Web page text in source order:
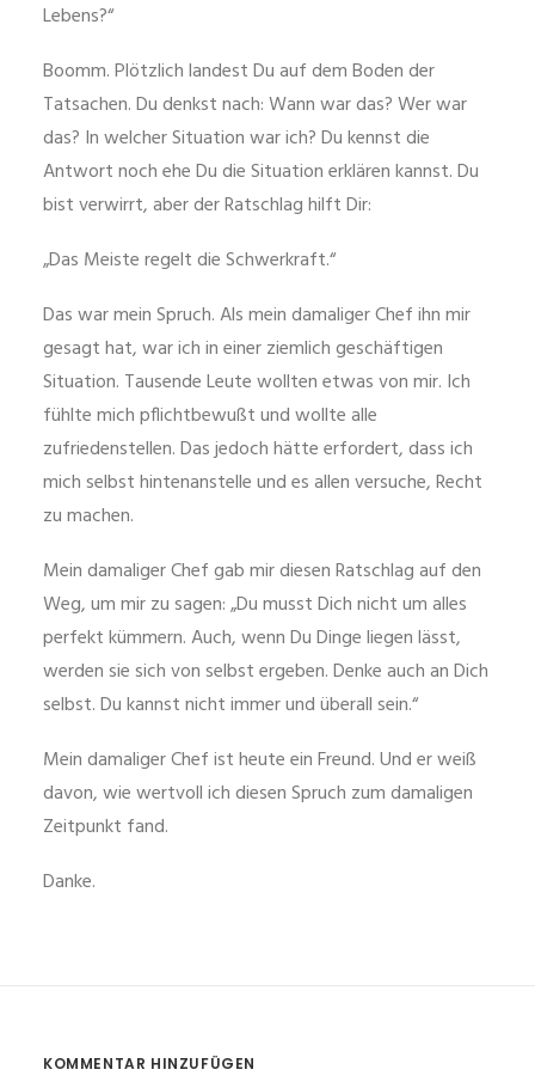
Lebens?“
Boomm. Plötzlich landest Du auf dem Boden der
Tatsachen. Du denkst nach: Wann war das? Wer war
das? In welcher Situation war ich? Du kennst die
Antwort noch ehe Du die Situation erklären kannst. Du
bist verwirrt, aber der Ratschlag hilft Dir:
„Das Meiste regelt die Schwerkraft.“
Das war mein Spruch. Als mein damaliger Chef ihn mir
gesagt hat, war ich in einer ziemlich geschäftigen
Situation. Tausende Leute wollten etwas von mir. Ich
fühlte mich pflichtbewußt und wollte alle
zufriedenstellen. Das jedoch hätte erfordert, dass ich
mich selbst hintenanstelle und es allen versuche, Recht
zu machen.
Mein damaliger Chef gab mir diesen Ratschlag auf den
Weg, um mir zu sagen: „Du musst Dich nicht um alles
perfekt kümmern. Auch, wenn Du Dinge liegen lässt,
werden sie sich von selbst ergeben. Denke auch an Dich
selbst. Du kannst nicht immer und überall sein.“
Mein damaliger Chef ist heute ein Freund. Und er weiß
davon, wie wertvoll ich diesen Spruch zum damaligen
Zeitpunkt fand.
Danke.
KOMMENTAR HINZUFÜGEN